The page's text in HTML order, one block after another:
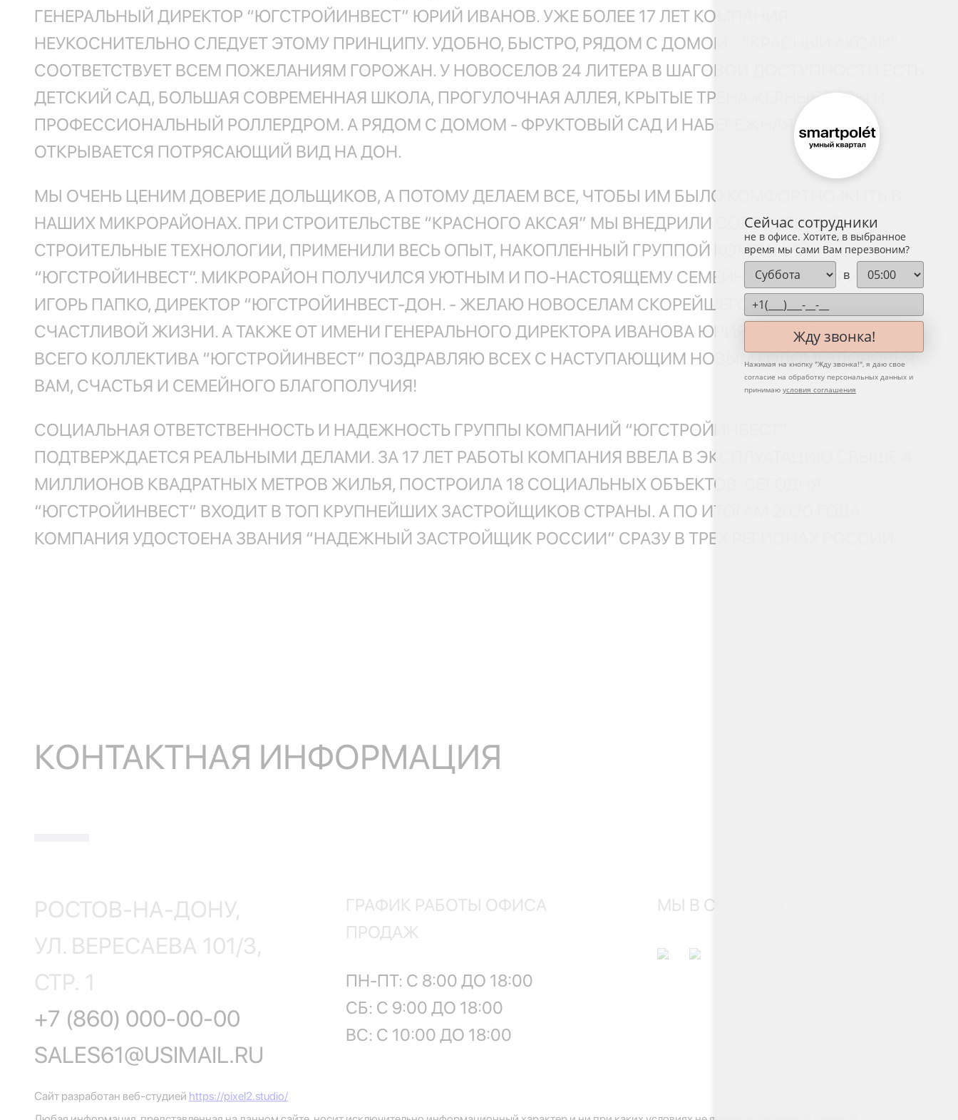
ГЕНЕРАЛЬНЫЙ ДИРЕКТОР “ЮГСТРОЙИНВЕСТ” ЮРИЙ ИВАНОВ. УЖЕ БОЛЕЕ 17 ЛЕТ КОМПАНИЯ
НЕУКОСНИТЕЛЬНО СЛЕДУЕТ ЭТОМУ ПРИНЦИПУ. УДОБНО, БЫСТРО, РЯДОМ С ДОМОМ - “КРАСНЫЙ АКСАЙ”
СООТВЕТСТВУЕТ ВСЕМ ПОЖЕЛАНИЯМ ГОРОЖАН. У НОВОСЕЛОВ 24 ЛИТЕРА В ШАГОВОЙ ДОСТУПНОСТИ ЕСТЬ
ДЕТСКИЙ САД, БОЛЬШАЯ СОВРЕМЕННАЯ ШКОЛА, ПРОГУЛОЧНАЯ АЛЛЕЯ, КРЫТЫЕ ТРЕНАЖЕРНЫЕ ЗАЛЫ И
ПРОФЕССИОНАЛЬНЫЙ РОЛЛЕРДРОМ. А РЯДОМ С ДОМОМ - ФРУКТОВЫЙ САД И НАБЕРЕЖНАЯ, ОТКУДА
ОТКРЫВАЕТСЯ ПОТРЯСАЮЩИЙ ВИД НА ДОН.
МЫ ОЧЕНЬ ЦЕНИМ ДОВЕРИЕ ДОЛЬЩИКОВ, А ПОТОМУ ДЕЛАЕМ ВСЕ, ЧТОБЫ ИМ БЫЛО КОМФОРТНО ЖИТЬ В
НАШИХ МИКРОРАЙОНАХ. ПРИ СТРОИТЕЛЬСТВЕ “КРАСНОГО АКСАЯ” МЫ ВНЕДРИЛИ СОВРЕМЕННЫЕ
СТРОИТЕЛЬНЫЕ ТЕХНОЛОГИИ, ПРИМЕНИЛИ ВЕСЬ ОПЫТ, НАКОПЛЕННЫЙ ГРУППОЙ КОМПАНИЙ
“ЮГСТРОЙИНВЕСТ”. МИКРОРАЙОН ПОЛУЧИЛСЯ УЮТНЫМ И ПО-НАСТОЯЩЕМУ СЕМЕЙНЫМ, - ГОВОРИТ
ИГОРЬ ПАПКО, ДИРЕКТОР “ЮГСТРОЙИНВЕСТ-ДОН. - ЖЕЛАЮ НОВОСЕЛАМ СКОРЕЙШЕГО ПЕРЕЕЗДА И
СЧАСТЛИВОЙ ЖИЗНИ. А ТАКЖЕ ОТ ИМЕНИ ГЕНЕРАЛЬНОГО ДИРЕКТОРА ИВАНОВА ЮРИЯ ИВАНОВИЧА И
ВСЕГО КОЛЛЕКТИВА “ЮГСТРОЙИНВЕСТ” ПОЗДРАВЛЯЮ ВСЕХ С НАСТУПАЮЩИМ НОВЫМ ГОДОМ! ЗДОРОВЬЯ
ВАМ, СЧАСТЬЯ И СЕМЕЙНОГО БЛАГОПОЛУЧИЯ!
СОЦИАЛЬНАЯ ОТВЕТСТВЕННОСТЬ И НАДЕЖНОСТЬ ГРУППЫ КОМПАНИЙ “ЮГСТРОЙИНВЕСТ”
ПОДТВЕРЖДАЕТСЯ РЕАЛЬНЫМИ ДЕЛАМИ. ЗА 17 ЛЕТ РАБОТЫ КОМПАНИЯ ВВЕЛА В ЭКСПЛУАТАЦИЮ СВЫШЕ 4
МИЛЛИОНОВ КВАДРАТНЫХ МЕТРОВ ЖИЛЬЯ, ПОСТРОИЛА 18 СОЦИАЛЬНЫХ ОБЪЕКТОВ. СЕГОДНЯ
“ЮГСТРОЙИНВЕСТ” ВХОДИТ В ТОП КРУПНЕЙШИХ ЗАСТРОЙЩИКОВ СТРАНЫ. А ПО ИТОГАМ 2020 ГОДА
КОМПАНИЯ УДОСТОЕНА ЗВАНИЯ “НАДЕЖНЫЙ ЗАСТРОЙЩИК РОССИИ” СРАЗУ В ТРЕХ РЕГИОНАХ РОССИИ.
КОНТАКТНАЯ ИНФОРМАЦИЯ
РОСТОВ-НА-ДОНУ,
УЛ. ВЕРЕСАЕВА 101/3,
СТР. 1
+7 (860) 000-00-00
SALES61@USIMAIL.RU
ГРАФИК РАБОТЫ ОФИСА
ПРОДАЖ
ПН-ПТ: С 8:00 ДО 18:00
СБ: С 9:00 ДО 18:00
ВС: С 10:00 ДО 18:00
МЫ В СОЦСЕТЯХ
Сайт разработан веб-студией https://pixel2.studio/
Сейчас сотрудники
не в офисе. Хотите, в выбранное
время мы сами Вам перезвоним?
в
Жду звонка!
Нажимая на кнопку "Жду звонка!", я даю свое
согласие на обработку персональных данных и
принимаю условия соглашения